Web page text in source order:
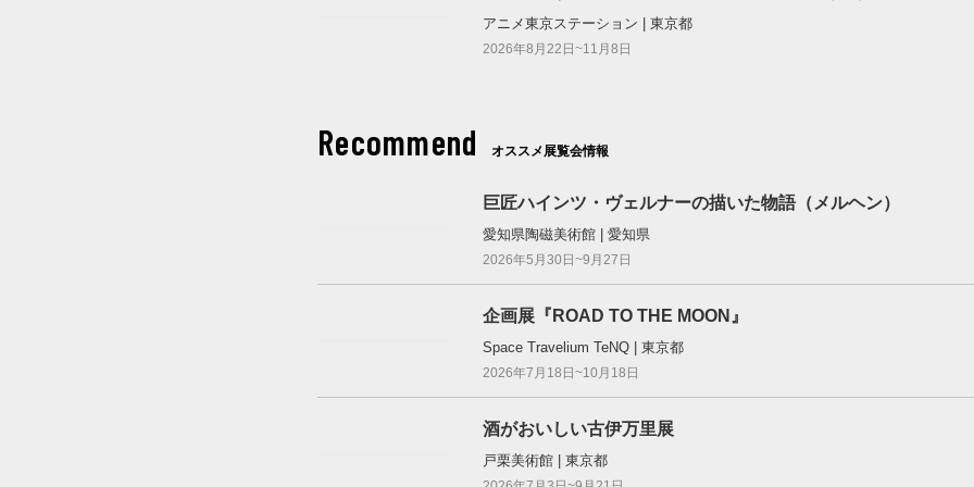
アニメ東京ステーション | 東京都
2026年8月22日~11月8日
Recommend オススメ展覧会情報
巨匠ハインツ・ヴェルナーの描いた物語（メルヘン）
愛知県陶磁美術館 | 愛知県
2026年5月30日~9月27日
企画展『ROAD TO THE MOON』
Space Travelium TeNQ | 東京都
2026年7月18日~10月18日
酒がおいしい古伊万里展
戸栗美術館 | 東京都